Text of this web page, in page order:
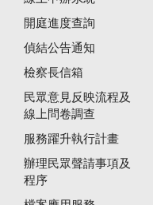
開庭進度查詢
偵結公告通知
檢察長信箱
民眾意見反映流程及
線上問卷調查
服務躍升執行計畫
辦理民眾聲請事項及
程序